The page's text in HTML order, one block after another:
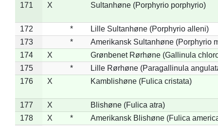
171
X Sultanhøne (Porphyrio porphyrio)
172 *
Lille Sultanhøne (Porphyrio alleni)
173
*
Amerikansk Sultanhøne (Porphyrio
174
X
Grønbenet Rørhøne (Gallinula
175
*
Lille Rørhøne (Paragallinula
176
X Kamblishøne (Fulica cristata)
177 X
Blishøne (Fulica atra)
178
X *
Amerikansk Blishøne (Fulica